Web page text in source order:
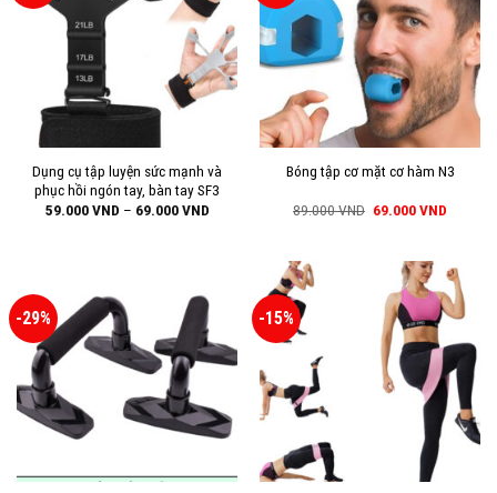
Dụng cụ tập luyện sức mạnh và
phục hồi ngón tay, bàn tay SF3
59.000VND – 69.000VND
Bóng tập cơ mặt cơ hàm N3
89.000VND 69.000VND
-29% -15%